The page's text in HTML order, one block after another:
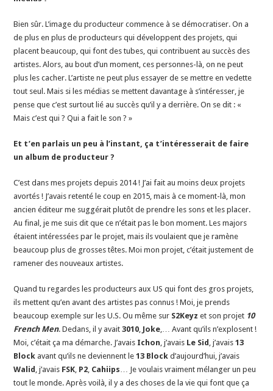
Bien sûr. L’image du producteur commence à se démocratiser. On a
de plus en plus de producteurs qui développent des projets, qui
placent beaucoup, qui font des tubes, qui contribuent au succès des
artistes. Alors, au bout d’un moment, ces personnes-là, on ne peut
plus les cacher. L’artiste ne peut plus essayer de se mettre en vedette
tout seul. Mais si les médias se mettent davantage à s’intéresser, je
pense que c’est surtout lié au succès qu’il y a derrière. On se dit : «
Mais c’est qui ? Qui a fait le son ? »
Et t’en parlais un peu à l’instant, ça t’intéresserait de faire
un album de producteur ?
C’est dans mes projets depuis 2014 ! J’ai fait au moins deux projets
avortés ! J’avais retenté le coup en 2015, mais à ce moment-là, mon
ancien éditeur me suggérait plutôt de prendre les sons et les placer.
Au final, je me suis dit que ce n’était pas le bon moment. Les majors
étaient intéressées par le projet, mais ils voulaient que je ramène
beaucoup plus de grosses têtes. Moi mon projet, c’était justement de
ramener des nouveaux artistes.
Quand tu regardes les producteurs aux US qui font des gros projets,
ils mettent qu’en avant des artistes pas connus ! Moi, je prends
beaucoup exemple sur les U.S. Ou même sur S2Keyz et son projet 10
French Men. Dedans, il y avait3010, Joke,… Avant qu’ils n’explosent !
Moi, c’était ça ma démarche. J’avais Ichon, j’avais Le Sid , j’avais13
Block avant qu’ils ne deviennent le13 Block d’aujourd’hui, j’avais
Walid , j’avais FSK, P2, Cahiips… Je voulais vraiment mélanger un peu
tout le monde. Après voilà, il y a des choses de la vie qui font que ça